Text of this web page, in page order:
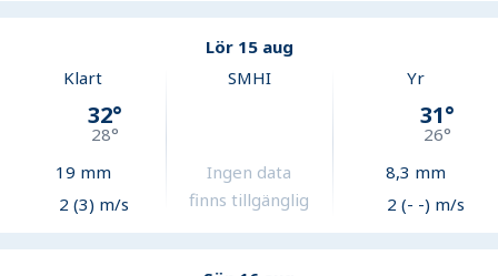
Lör 15 aug
Klart
32°
28°
19 mm
2 (3) m/s
SMHI
Ingen data
finns tillgänglig
Yr
31°
26°
8,3 mm
2 (- -) m/s